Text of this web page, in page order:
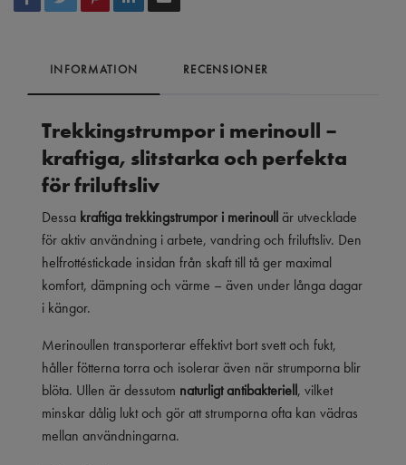
INFORMATION RECENSIONER
Trekkingstrumpor i merinoull –
kraftiga, slitstarka och perfekta
för friluftsliv
Dessa kraftiga trekkingstrumpor i merinoullär utvecklade
för aktiv användning i arbete, vandring och friluftsliv. Den
helfrottéstickade insidan från skaft till tå ger maximal
komfort, dämpning och värme – även under långa dagar
i kängor.
Merinoullen transporterar effektivt bort svett och fukt,
håller fötterna torra och isolerar även när strumporna blir
blöta. Ullen är dessutom naturligt antibakteriell, vilket
minskar dålig lukt och gör att strumporna ofta kan vädras
mellan användningarna.